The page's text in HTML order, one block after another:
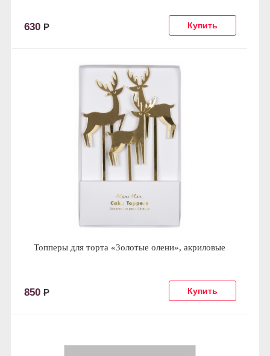
630 Р
Топперы для торта «Золотые олени», акриловые
850 Р